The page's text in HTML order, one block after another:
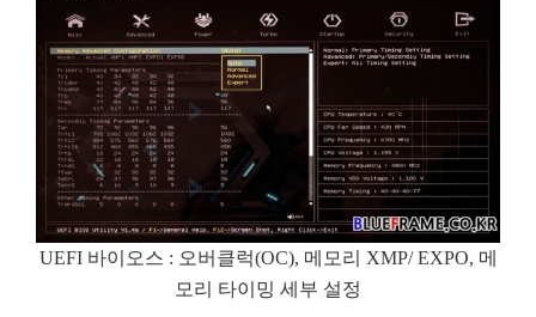
UEFI 바이오스 : 오버클럭(OC), 메모리 XMP/ EXPO, 메
모리 타이밍 세부 설정